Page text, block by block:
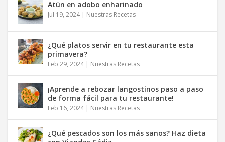
Atún en adobo enharinado
Jul 19, 2024| Nuestras Recetas
¿Qué platos servir en tu restaurante esta
primavera?
Feb 29, 2024| Nuestras Recetas
¡Aprende a rebozar langostinos paso a paso
de forma fácil para tu restaurante!
Feb 16, 2024| Nuestras Recetas
¿Qué pescados son los más sanos? Haz dieta